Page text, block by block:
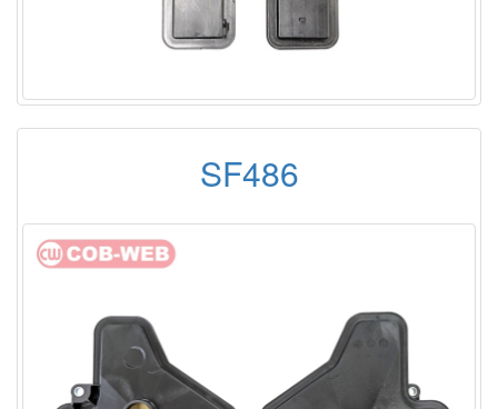
SF486